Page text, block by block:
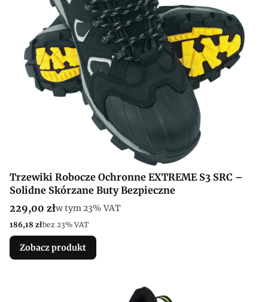
Trzewiki Robocze Ochronne EXTREME S3 SRC –
Solidne Skórzane Buty Bezpieczne
Cena brutto
229,00 złw tym %s VAT
w tym23% VAT
Cena netto
186,18 złbez 23% VAT
Zobacz produkt